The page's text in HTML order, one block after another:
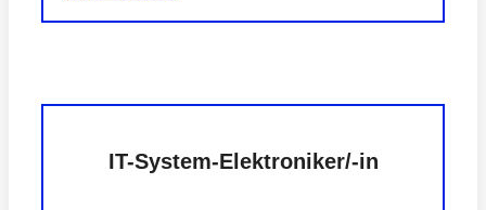
IT-System-Elektroniker/-in